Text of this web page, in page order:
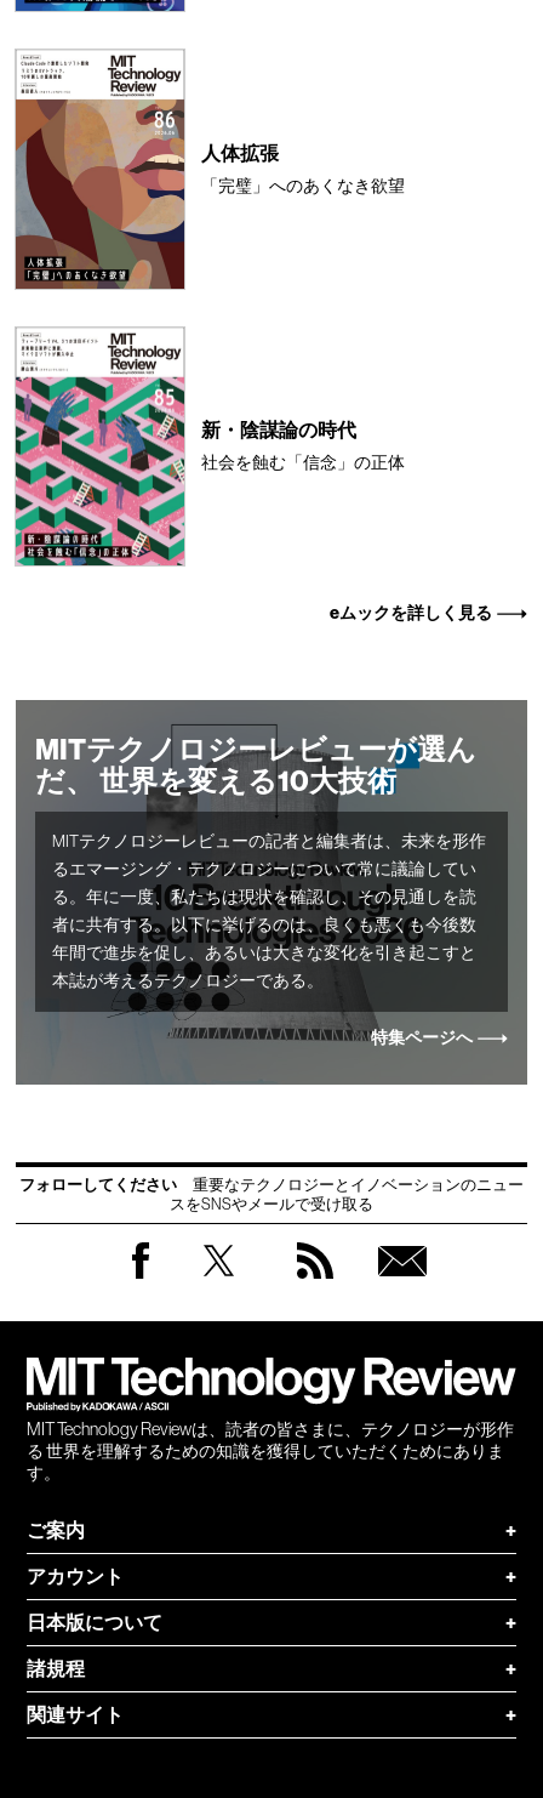
人体拡張
「完璧」へのあくなき欲望
新・陰謀論の時代
社会を蝕む「信念」の正体
eムックを詳しく見る
MITテクノロジーレビューが選ん
だ、 世界を変える10大技術
MITテクノロジーレビューの記者と編集者は、未来を形作
るエマージング・テクノロジーについて常に議論してい
る。年に一度、私たちは現状を確認し、その見通しを読
者に共有する。以下に挙げるのは、良くも悪くも今後数
年間で進歩を促し、あるいは大きな変化を引き起こすと
本誌が考えるテクノロジーである。
特集ページへ
フォローしてください
重要なテクノロジーとイノベーションのニュー
スをSNSやメールで受け取る
MIT Technology Reviewは、読者の皆さまに、テクノロジーが形作
る 世界を理解するための知識を獲得していただくためにありま
す。
ご案内
+
アカウント
+
日本版について
+
諸規程
+
関連サイト
+